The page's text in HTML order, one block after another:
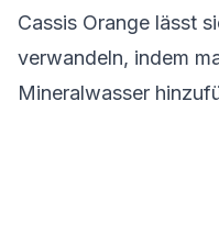
Cassis Orange lässt
verwandeln, indem
Mineralwasser